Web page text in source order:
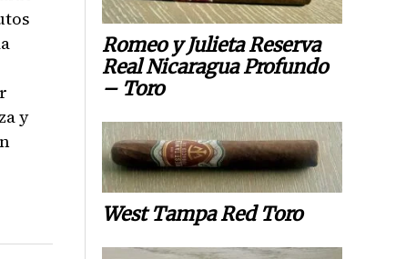
y
Romeo y Julieta Reserva
Real Nicaragua Profundo
– Toro
West Tampa Red Toro